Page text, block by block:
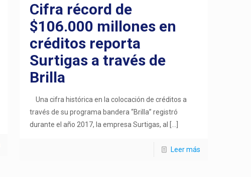
Cifra récord de
$106.000 millones en
créditos reporta
Surtigas a través de
Brilla
Una cifra histórica en la colocación de créditos a
través de su programa bandera “Brilla” registró
durante el año 2017, la empresa Surtigas, al
Leer más